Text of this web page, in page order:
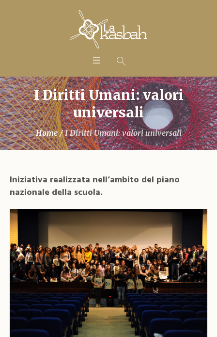
I Diritti Umani: valori
universali
Home /I Diritti Umani: valori universali
Iniziativa realizzata nell’ambito del piano
nazionale della scuola.